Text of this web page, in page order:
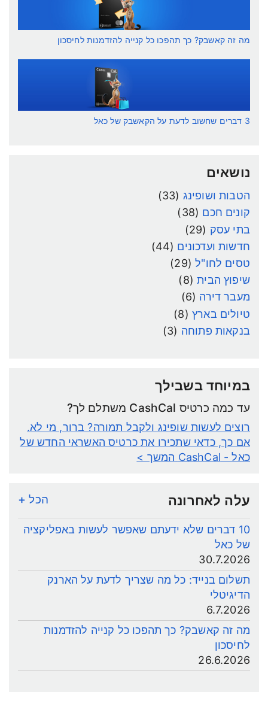
מה זה קאשבק? כך תהפכו כל קנייה להזדמנות לחיסכון
3 דברים שחשוב לדעת על הקאשבק של כאל
נושאים
הטבות ושופינג (33)
קונים חכם (38)
בתי עסק (29)
חדשות ועדכונים (44)
טסים לחו"ל(29)
שיפוץ הבית(8)
מעבר דירה (6)
טיולים בארץ(8)
בנקאות פתוחה (3)
במיוחד בשבילך
עד כמה כרטיס CashCal משתלם לך?
רוצים לעשות שופינג ולקבל תמורה? ברור, מי לא.
אם כך, כדאי שתכירו את כרטיס האשראי החדש של
כאל - CashCal
המשך >
עלה לאחרונה הכל +
10 דברים שלא ידעתם שאפשר לעשות באפליקציה
של כאל
30.7.2026
תשלום בנייד: כל מה שצריך לדעת על הארנק
הדיגיטלי
6.7.2026
מה זה קאשבק? כך תהפכו כל קנייה להזדמנות
לחיסכון
26.6.2026